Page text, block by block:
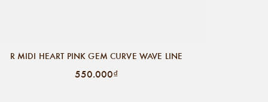
R MIDI HEART PINK GEM CURVE WAVE LINE
550.000₫